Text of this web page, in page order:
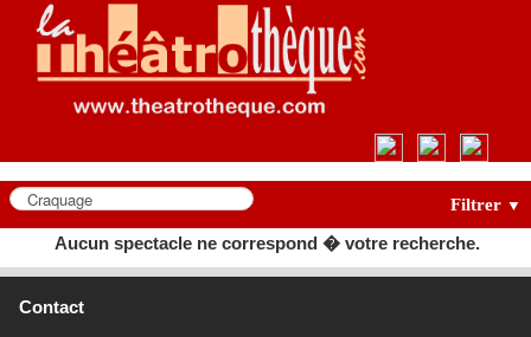
ACCUEIL
LES TEXTES
LES ANNONCES
LE CLUB
Filtrer ▼
Aucun spectacle ne correspond � votre recherche.
Contact